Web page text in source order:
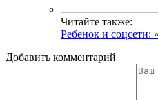
Читайте также:
Ребенок и соцсети:
Добавить комментарий